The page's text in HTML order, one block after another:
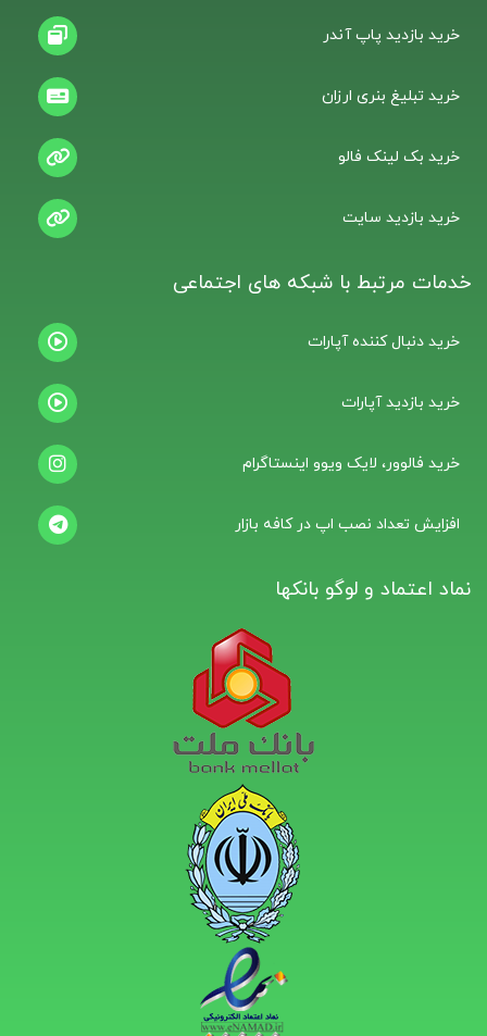
خرید بازدید پاپ آندر
خرید تبلیغ بنری ارزان
خرید بک لینک فالو
خرید بازدید سایت
خدمات مرتبط با شبکه های اجتماعی
خرید دنبال کننده آپارات
خرید بازدید آپارات
خرید فالوور، لایک ویوو اینستاگرام
افزایش تعداد نصب اپ در کافه بازار
نماد اعتماد و لوگو بانکها